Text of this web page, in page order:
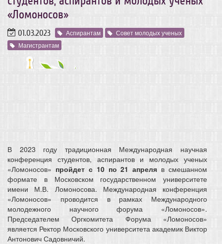
«Ломоносов»
01.03.2023 Аспирантам
Совет молодых ученых
Магистрантам
В 2023 году традиционная Международная научная
конференция студентов, аспирантов и молодых ученых
«Ломоносов» пройдет с 10 по 21 апреля в смешанном
формате в Московском государственном университете
имени М.В. Ломоносова. Международная конференция
«Ломоносов» проводится в рамках Международного
молодежного научного форума «Ломоносов».
Председателем Оргкомитета Форума «Ломоносов»
является Ректор Московского университета академик Виктор
Антонович Садовничий.